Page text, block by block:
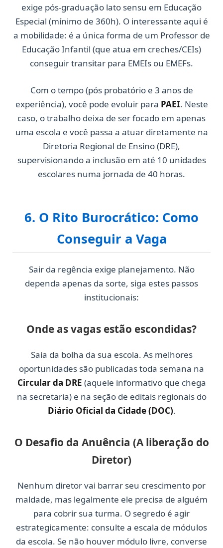
exige pós-graduação lato sensu em Educação
Especial (mínimo de 360h). O interessante aqui é
a mobilidade: é a única forma de um Professor de
Educação Infantil (que atua em creches/CEIs)
conseguir transitar para EMEIs ou EMEFs.
Com o tempo (pós probatório e 3 anos de
experiência), você pode evoluir para PAEI. Neste
caso, o trabalho deixa de ser focado em apenas
uma escola e você passa a atuar diretamente na
Diretoria Regional de Ensino (DRE),
supervisionando a inclusão em até 10 unidades
escolares numa jornada de 40 horas.
6. O Rito Burocrático: Como
Conseguir a Vaga
Sair da regência exige planejamento. Não
dependa apenas da sorte, siga estes passos
institucionais:
Onde as vagas estão escondidas?
Saia da bolha da sua escola. As melhores
oportunidades são publicadas toda semana na
Circular da DRE (aquele informativo que chega
na secretaria) e na seção de editais regionais do
Diário Oficial da Cidade (DOC).
O Desafio da Anuência (A liberação do
Diretor)
Nenhum diretor vai barrar seu crescimento por
maldade, mas legalmente ele precisa de alguém
para cobrir sua turma. O segredo é agir
estrategicamente: consulte a escala de módulos
da escola. Se não houver módulo livre, converse